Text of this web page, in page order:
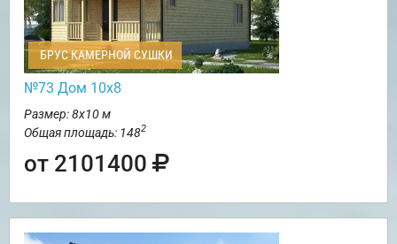
БРУС КАМЕРНОЙ СУШКИ
№73 Дом 10х8
Размер: 8х10 м
Общая площадь: 1482
от 2101400